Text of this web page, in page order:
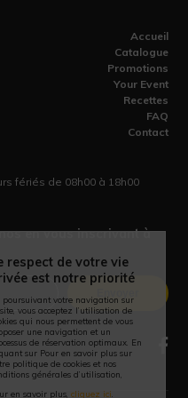
Accueil
Catalogue
Promotions
Your Event
Recettes
FAQ
Contact
fériés de 08h00 à 18h00
en vous inscrivant à
respect de votre vie
est notre priorité
poursuivant votre navigation sur
vous acceptez l’utilisation de
qui nous permettent de vous
une navigation et un
de réservation optimaux. En
sur Pour en savoir plus sur
politique de cookies et nos
générales d’utilisation,
en savoir plus, cliquez ici